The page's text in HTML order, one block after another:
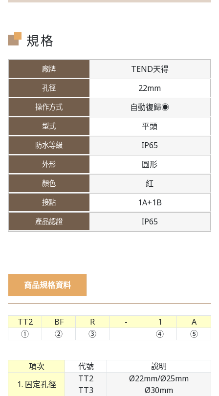
規格
TEND天得
22mm
自動復歸◉
平頭
IP65
圓形
紅
1A+1B
IP65
商品規格資料
TT2 BF R - 1
A
①
② ③ ④ ⑤
項次 代號
說明
1. 固定孔徑
TT2
TT3
Ø22mm/Ø25mm
Ø30mm